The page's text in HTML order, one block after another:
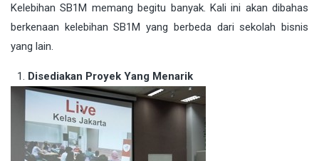
Kelebihan SB1M memang begitu banyak. Kali ini akan dibahas
berkenaan kelebihan SB1M yang berbeda dari sekolah bisnis
yang lain.
Disediakan Proyek Yang Menarik